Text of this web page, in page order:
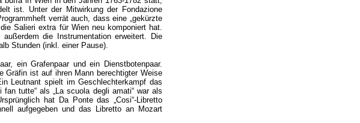
ist. Unter der Mitwirkung der Fondazione
verrät auch, dass eine „gekürzte
Salieri extra für Wien neu komponiert hat.
die Instrumentation erweitert. Die
Stunden (inkl. einer Pause).
ein Grafenpaar und ein Dienstbotenpaar.
Gräfin ist auf ihren Mann berechtigter Weise
Leutnant spielt im Geschlechterkampf das
tutte“ als „La scuola degli amati“ war als
hat Da Ponte das „Cosi“-Libretto
aufgegeben und das Libretto an Mozart